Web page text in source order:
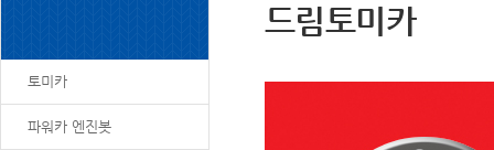
토미카
파워카 엔진봇
드림토미카